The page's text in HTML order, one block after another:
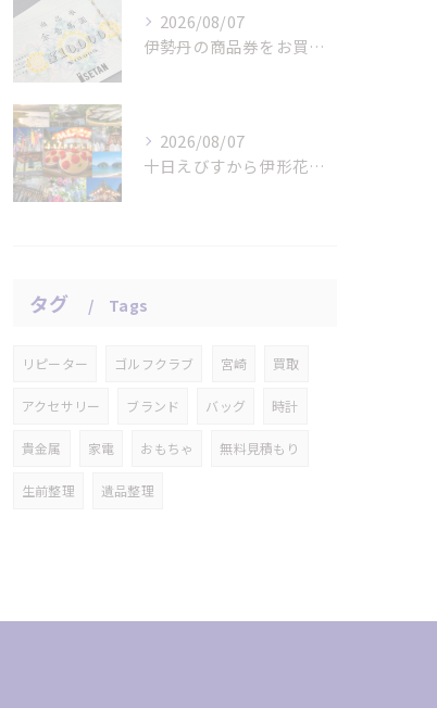
2026/08/07
伊勢丹の商品券をお買取りさせていただきました。
2026/08/07
十日えびすから伊形花笠踊りへ、延岡の年中行事
タグ Tags
リピーター ゴルフクラブ 宮崎 買取
アクセサリー ブランド バッグ 時計
貴金属 家電 おもちゃ 無料見積もり
生前整理 遺品整理